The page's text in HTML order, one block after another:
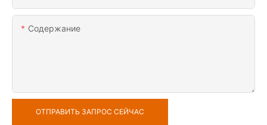
Содержание
ОТПРАВИТЬ ЗАПРОС СЕЙЧАС